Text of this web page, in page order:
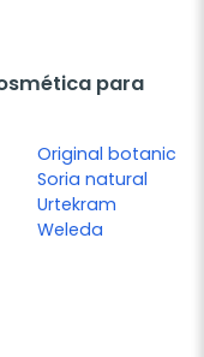
para
Original botanic
Soria natural
Urtekram
Weleda